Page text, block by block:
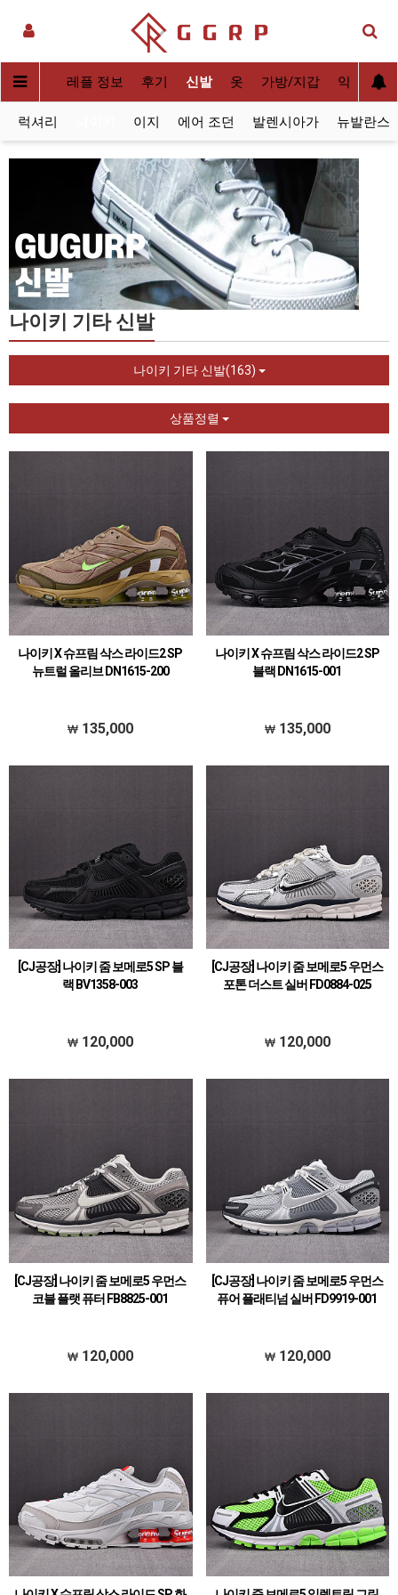
사[QC] 레플 정보 후기 신발 옷 가방/지갑 악세사리
럭셔리 이지 에어 조던 발렌시아가 뉴발란스
나이키 기타 신발
나이키 기타 신발(163)
상품정렬
나이키 X 슈프림 삭스 라이드2 SP
뉴트럴 올리브 DN1615-200
135,000
나이키 X 슈프림 삭스 라이드2 SP
블랙 DN1615-001
135,000
[CJ공장] 나이키 줌 보메로5 SP 블
랙 BV1358-003
120,000
[CJ공장] 나이키 줌 보메로5 우먼스
포톤 더스트 실버 FD0884-025
120,000
[CJ공장] 나이키 줌 보메로5 우먼스
코블 플랫 퓨터 FB8825-001
120,000
[CJ공장] 나이키 줌 보메로5 우먼스
퓨어 플래티넘 실버 FD9919-001
120,000